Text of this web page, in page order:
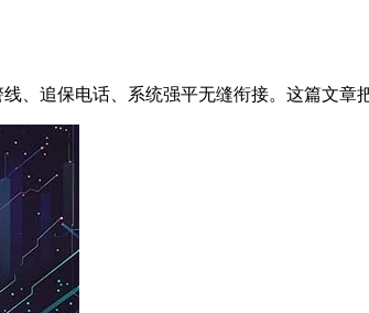
、追保电话、系统强平无缝衔接。这篇文章